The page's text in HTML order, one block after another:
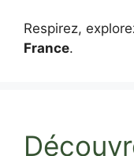
Respirez,
France.